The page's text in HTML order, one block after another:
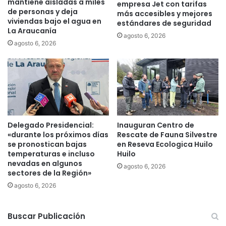
s
e
n
i
P
d
r
e
L
a
s
C
a
s
0
%
d
e
v
n
c
de personas y deja
viviendas bajo el agua en
La Araucanía
agosto 6, 2026
empresa Jet con tarifas
más accesibles y mejores
estándares de seguridad
agosto 6, 2026
Delegado Presidencial:
«durante los próximos días
se pronostican bajas
temperaturas e incluso
nevadas en algunos
sectores de la Región»
agosto 6, 2026
Inauguran Centro de
Rescate de Fauna Silvestre
en Reseva Ecologica Huilo
Huilo
agosto 6, 2026
Buscar Publicación